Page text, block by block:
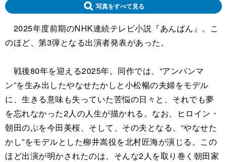
写真をすべて見る
2025年度前期のNHK連続テレビ小説『あんぱん』。こ
のほど、第3弾となる出演者発表があった。
戦後80年を迎える2025年。同作では、“アンパンマ
ン”を生み出したやなせたかしと小松暢の夫婦をモデル
に、生きる意味も失っていた苦悩の日々と、それでも夢
を忘れなかった2人の人生が描かれる。なお、ヒロイン・
朝田のぶを今田美桜、そして、その夫となる、“やなせた
かし”をモデルとした柳井嵩役を北村匠海が演じる。この
ほど出演が明かされたのは、そんな2人を取り巻く朝田家